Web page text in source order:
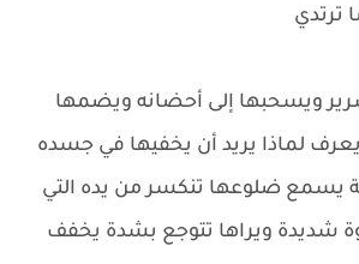
ترتدي
ويسحبها إلى أحضانه ويضمها
يعرف لماذا يريد أن يخفيها في جسده
يسمع ضلوعها تنكسر من يده التي
شديدة ويراها تتوجع بشدة يخفف